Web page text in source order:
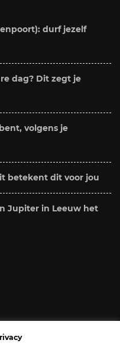
durf jezelf
dag? Dit zegt je
volgens je
betekent dit voor jou
Jupiter in Leeuw het